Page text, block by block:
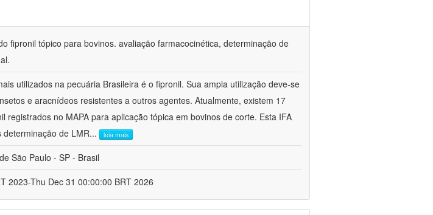
fipronil tópico para bovinos. avaliação farmacocinética, determinação de
utilizados na pecuária Brasileira é o fipronil. Sua ampla utilização deve-se
e aracnídeos resistentes a outros agentes. Atualmente, existem 17
registrados no MAPA para aplicação tópica em bovinos de corte. Esta IFA
de LMR... leia mais
São Paulo - SP - Brasil
2023-Thu Dec 31 00:00:00 BRT 2026